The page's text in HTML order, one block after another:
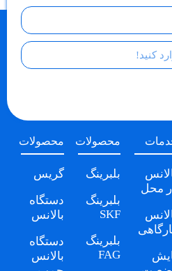
محل
محصولات
بلبرینگ
بلبرینگ
SKF
بلبرینگ
FAG
محصولات
گریس
دستگاه
بالانس
دستگاه
بالانس